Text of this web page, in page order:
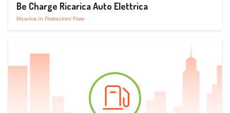
Be Charge Ricarica Auto Elettrica
Ricarica in Postazioni Fisse